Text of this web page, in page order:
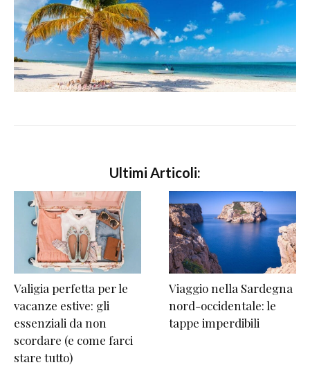
Ultimi Articoli:
Valigia perfetta per le
vacanze estive: gli
essenziali da non
scordare (e come farci
stare tutto)
Viaggio nella Sardegna
nord-occidentale: le
tappe imperdibili